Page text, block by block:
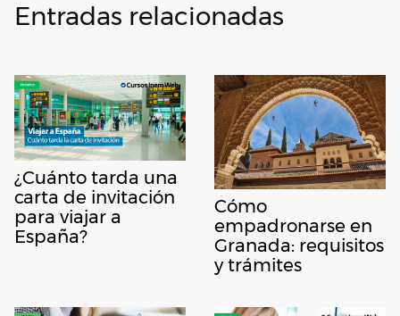
Entradas relacionadas
¿Cuánto tarda una
carta de invitación
para viajar a
España?
Cómo
empadronarse en
Granada: requisitos
y trámites